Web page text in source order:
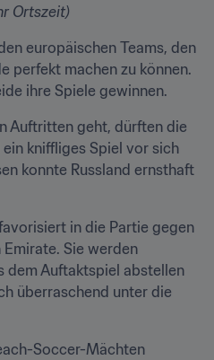
Ortszeit)
europäischen Teams, den
perfekt machen zu können.
ihre Spiele gewinnen.
Auftritten geht, dürften die
kniffliges Spiel vor sich
konnte Russland ernsthaft
in die Partie gegen
Sie werden
dem Auftaktspiel abstellen
überraschend unter die
Soccer-Mächten